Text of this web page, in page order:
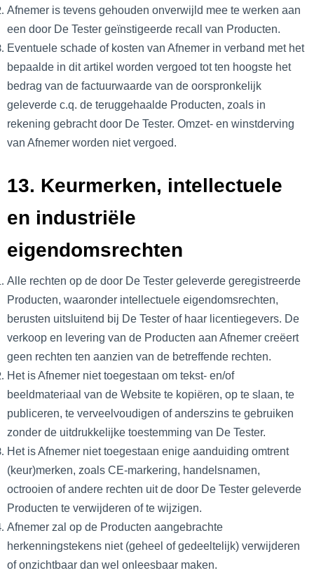
Afnemer is tevens gehouden onverwijld mee te werken aan
een door De Tester geïnstigeerde recall van Producten.
Eventuele schade of kosten van Afnemer in verband met het
bepaalde in dit artikel worden vergoed tot ten hoogste het
bedrag van de factuurwaarde van de oorspronkelijk
geleverde c.q. de teruggehaalde Producten, zoals in
rekening gebracht door De Tester. Omzet- en winstderving
van Afnemer worden niet vergoed.
13. Keurmerken, intellectuele
en industriële
eigendomsrechten
Alle rechten op de door De Tester geleverde geregistreerde
Producten, waaronder intellectuele eigendomsrechten,
berusten uitsluitend bij De Tester of haar licentiegevers. De
verkoop en levering van de Producten aan Afnemer creëert
geen rechten ten aanzien van de betreffende rechten.
Het is Afnemer niet toegestaan om tekst- en/of
beeldmateriaal van de Website te kopiëren, op te slaan, te
publiceren, te verveelvoudigen of anderszins te gebruiken
zonder de uitdrukkelijke toestemming van De Tester.
Het is Afnemer niet toegestaan enige aanduiding omtrent
(keur)merken, zoals CE-markering, handelsnamen,
octrooien of andere rechten uit de door De Tester geleverde
Producten te verwijderen of te wijzigen.
Afnemer zal op de Producten aangebrachte
herkenningstekens niet (geheel of gedeeltelijk) verwijderen
of onzichtbaar dan wel onleesbaar maken.